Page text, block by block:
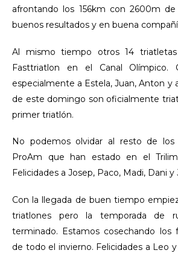
afrontando los 156km con 2600m
buenos resultados y en buena
Al mismo tiempo otros 14
Fasttriatlon en el Canal Olímpico.
especialmente a Estela, Juan, Anton y
de este domingo son oficialmente
primer triatlón.
No podemos olvidar al resto de los
ProAm que han estado en el
Felicidades a Josep, Paco, Madi, Dani y
Con la llegada de buen tiempo
triatlones pero la temporada de
terminado. Estamos cosechando los
de todo el invierno. Felicidades a Leo